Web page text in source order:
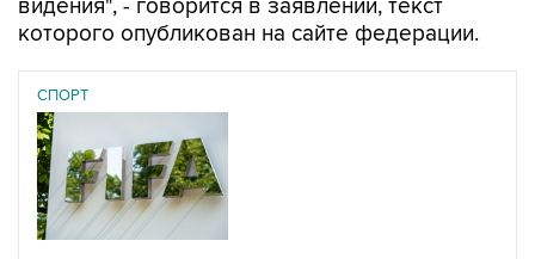
СПОРТ
02 августа 2026
Guardian пишет, что в Европе ищут замену